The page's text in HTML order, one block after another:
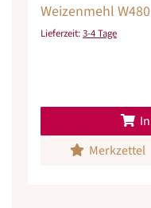
Weizenmehl
Lieferzeit:3-4 Tage
In
Merkzettel